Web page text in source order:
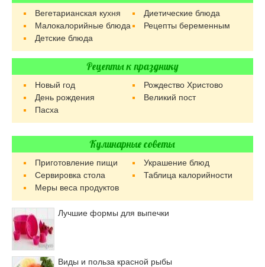
Вегетарианская кухня
Диетические блюда
Малокалорийные блюда
Рецепты беременным
Детские блюда
Рецепты к празднику
Новый год
Рождество Христово
День рождения
Великий пост
Пасха
Кулинарные советы
Приготовление пищи
Украшение блюд
Сервировка стола
Таблица калорийности
Меры веса продуктов
Лучшие формы для выпечки
Виды и польза красной рыбы